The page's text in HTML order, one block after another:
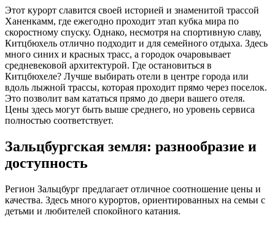
Этот курорт славится своей историей и знаменитой трассой
Ханенкамм, где ежегодно проходит этап кубка мира по
скоростному спуску. Однако, несмотря на спортивную славу,
Китцбюхель отлично подходит и для семейного отдыха. Здесь
много синих и красных трасс, а городок очаровывает
средневековой архитектурой. Где остановиться в
Китцбюхеле? Лучше выбирать отели в центре города или
вдоль лыжной трассы, которая проходит прямо через поселок.
Это позволит вам кататься прямо до двери вашего отеля.
Цены здесь могут быть выше среднего, но уровень сервиса
полностью соответствует.
Зальцбургская земля: разнообразие и
доступность
Регион Зальцбург предлагает отличное соотношение цены и
качества. Здесь много курортов, ориентированных на семьи с
детьми и любителей спокойного катания.